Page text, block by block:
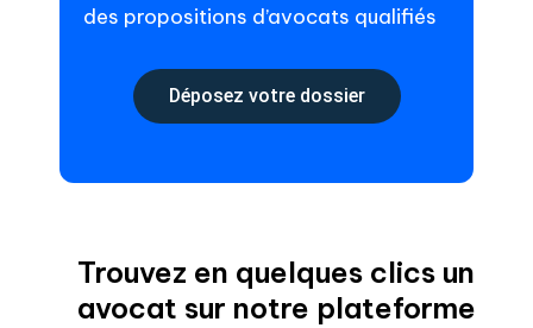
des propositions d’avocats qualifiés
Déposez votre dossier
Trouvez en quelques clics un
avocat sur notre plateforme